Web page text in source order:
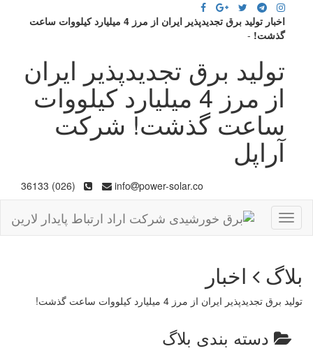
اخبار تولید برق تجدیدپذیر ایران از مرز 4 میلیارد کیلووات ساعت
گذشت! -
تولید برق تجدیدپذیر ایران
از مرز 4 میلیارد کیلووات
ساعت گذشت! شرکت
آراپل
info power-solar.co
(026) 36133
Toggle
navigation
بلاگ اخبار
تولید برق تجدیدپذیر ایران از مرز 4 میلیارد کیلووات ساعت گذشت!
دسته بندی بلاگ